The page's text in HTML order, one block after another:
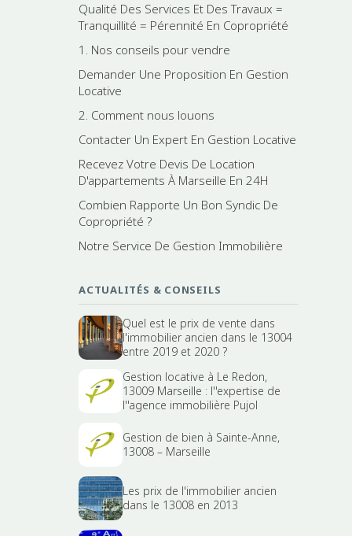
Qualité Des Services Et Des Travaux =
Tranquillité = Pérennité En Copropriété
1. Nos conseils pour vendre
Demander Une Proposition En Gestion
Locative
2. Comment nous louons
Contacter Un Expert En Gestion Locative
Recevez Votre Devis De Location
D'appartements À Marseille En 24H
Combien Rapporte Un Bon Syndic De
Copropriété ?
Notre Service De Gestion Immobilière
ACTUALITÉS & CONSEILS
Quel est le prix de vente dans
l'immobilier ancien dans le 13004
entre 2019 et 2020 ?
Gestion locative à Le Redon,
13009 Marseille : l''expertise de
l''agence immobilière Pujol
Gestion de bien à Sainte-Anne,
13008 – Marseille
Les prix de l'immobilier ancien
dans le 13008 en 2013